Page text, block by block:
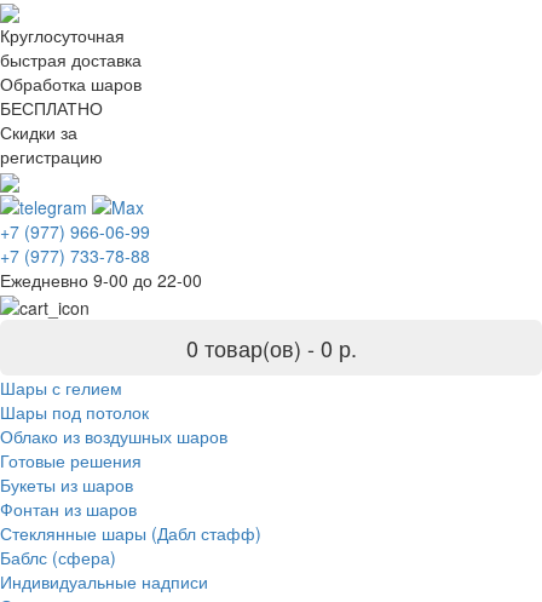
Круглосуточная
быстрая доставка
Обработка шаров
БЕСПЛАТНО
Скидки за
регистрацию
+7 (977) 966-06-99
+7 (977) 733-78-88
Ежедневно 9-00 до 22-00
0 товар(ов) - 0 р.
Шары с гелием
Шары под потолок
Облако из воздушных шаров
Готовые решения
Букеты из шаров
Фонтан из шаров
Стеклянные шары (Дабл стафф)
Баблс (сфера)
Индивидуальные надписи